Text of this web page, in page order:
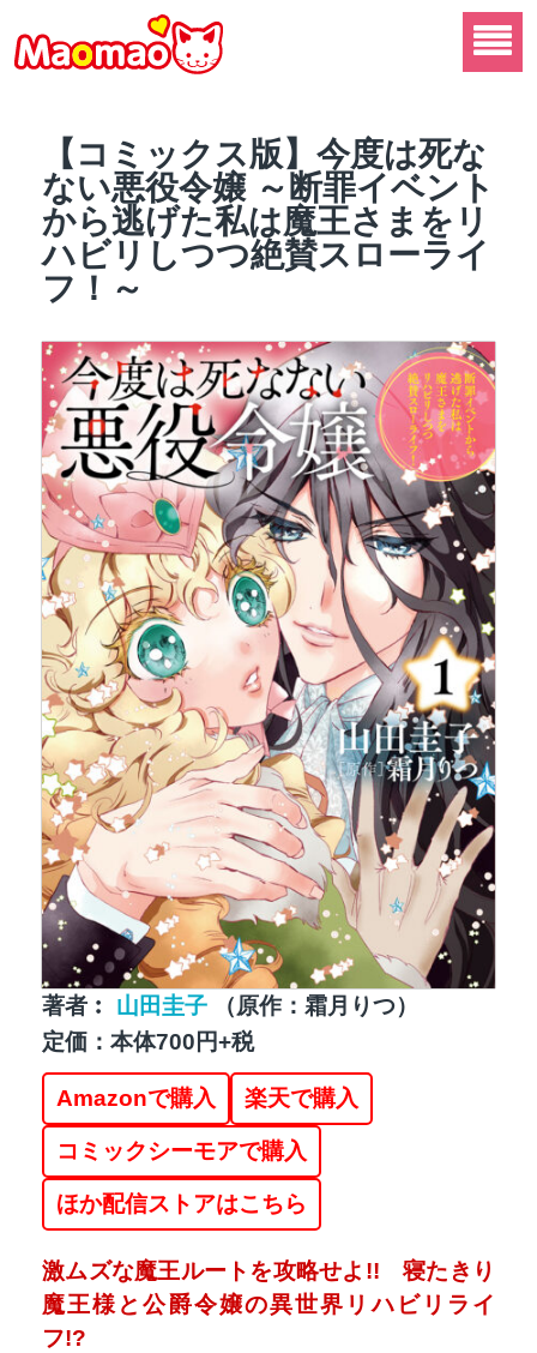
【コミックス版】今度は死な
ない悪役令嬢 ～断罪イベント
から逃げた私は魔王さまをリ
ハビリしつつ絶賛スローライ
フ！～
著者︰ 山田圭子
（原作：霜月りつ）
定価：本体700円+税
Amazonで購入 楽天で購入
コミックシーモアで購入
ほか配信ストアはこちら
激ムズな魔王ルートを攻略せよ!! 寝たきり
魔王様と公爵令嬢の異世界リハビリライ
フ!?